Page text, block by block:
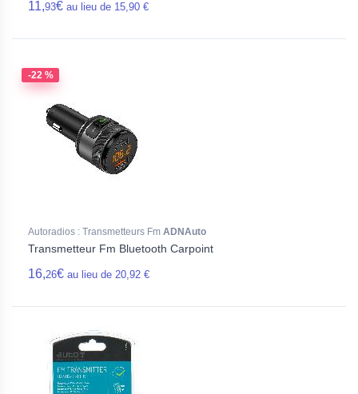
11,93€ au lieu de 15,90 €
-22 %
Autoradios : Transmetteurs Fm ADNAuto
Transmetteur Fm Bluetooth Carpoint
16,26€ au lieu de 20,92 €